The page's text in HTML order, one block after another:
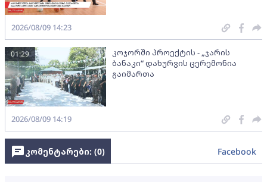
2026/08/09 14:23
კოჯორში პროექტის - „ჯარის
ბანაკი“ დახურვის ცერემონია
გაიმართა
01:29
2026/08/09 14:19
კომენტარები: (0) Facebook